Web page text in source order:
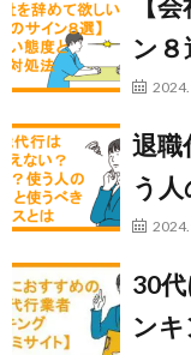
ン
退職
う
30
ンキ